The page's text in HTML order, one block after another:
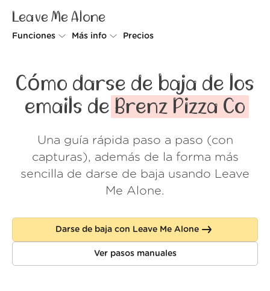
Leave Me Alone
Funciones
Spam Blocker
Do-not-disturb
Más info
Cómo funciona
Seguridad
Muro de amor
FAQ
Precios
Cómo darse de baja de los
emails de Brenz Pizza Co
Una guía rápida paso a paso (con
capturas), además de la forma más
sencilla de darse de baja usando Leave
Me Alone.
Darse de baja con Leave Me Alone
Ver pasos manuales